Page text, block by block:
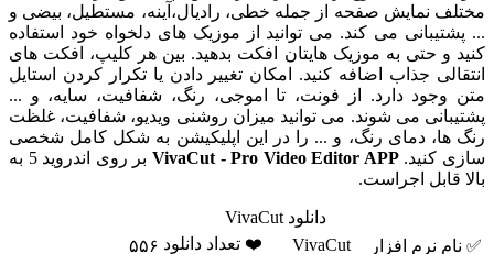
مختلف نمایش صفحه از جمله خطی، رادیال،آینه، مستطیل، بیضی و
... پشتیبانی می کند. می توانید از موزیک های دلخواه خود استفاده
کنید و حتی به موزیک هایتان افکت بدهید. بین هر کلیپ، افکت های
انتقالی جذاب اضافه کنید. امکان تغییر دادن یا تکرار کردن استایل
متن وجود دارد. از فونت، تا اموجی، رنگ، شفافیت، سایه، و ...
پشتیبانی می شوند. می توانید میزان روشنی ویدیو، شفافیت، غلظت
رنگ ها، دمای رنگ، و ... را در این اپلیکیشن به شکل کامل شخصی
سازی کنید.VivaCut - Pro Video Editor APP
بر روی اندروید 5 به
بالا قابل اجراست.
دانلود VivaCut
✅ نام نرم افزار
VivaCut ❤️ تعداد دانلود ۵۵۶